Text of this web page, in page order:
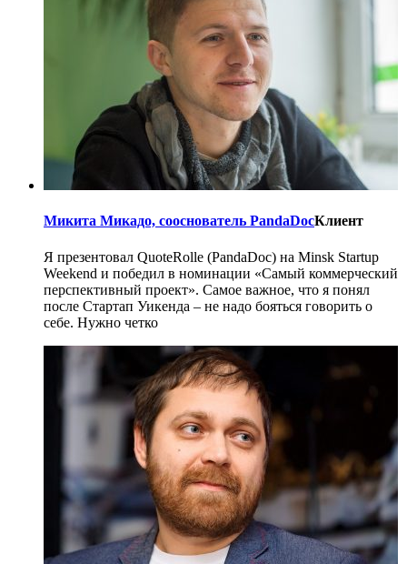
Микита Микадо, cооснователь PandaDocКлиент
Я презентовал QuoteRolle (PandaDoc) на Minsk Startup
Weekend и победил в номинации «Самый коммерческий
перспективный проект». Самое важное, что я понял
после Стартап Уикенда – не надо бояться говорить о
себе. Нужно четко